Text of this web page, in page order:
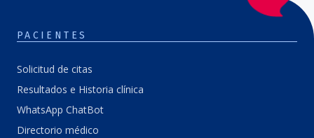
PACIENTES
Solicitud de citas
Resultados e Historia clínica
WhatsApp ChatBot
Directorio médico